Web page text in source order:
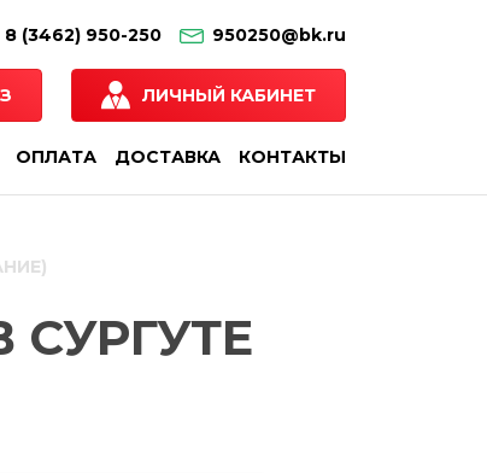
8 (3462) 950-250 950250@bk.ru
ЛИЧНЫЙ КАБИНЕТ
ОПЛАТА ДОСТАВКА КОНТАКТЫ